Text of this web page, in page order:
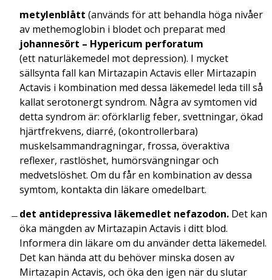
metylenblått (används för att behandla höga nivåer
av methemoglobin i blodet och preparat med
johannesört – Hypericum perforatum
(ett naturläkemedel mot depression). I mycket
sällsynta fall kan Mirtazapin Actavis eller Mirtazapin
Actavis i kombination med dessa läkemedel leda till så
kallat serotonergt syndrom. Några av symtomen vid
detta syndrom är: oförklarlig feber, svettningar, ökad
hjärtfrekvens, diarré, (okontrollerbara)
muskelsammandragningar, frossa, överaktiva
reflexer, rastlöshet, humörsvängningar och
medvetslöshet. Om du får en kombination av dessa
symtom, kontakta din läkare omedelbart.
det antidepressiva läkemedlet nefazodon. Det kan
öka mängden av Mirtazapin Actavis i ditt blod.
Informera din läkare om du använder detta läkemedel.
Det kan hända att du behöver minska dosen av
Mirtazapin Actavis, och öka den igen när du slutar